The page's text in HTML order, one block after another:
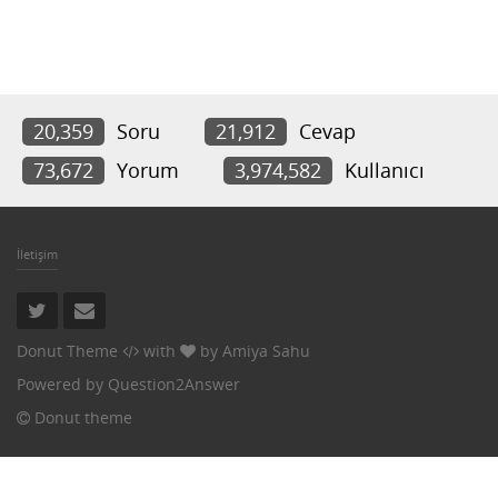
20,359 Soru 21,912
Cevap
73,672
Yorum 3,974,582 Kullanıcı
İletişim
Donut Theme with by Amiya Sahu
Powered by Question2Answer
Donut theme